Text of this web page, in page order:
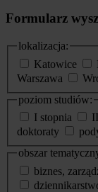
Formularz
lokalizacja:
Katowice
Warszawa
poziom studiów:
I stopnia
doktoraty
obszar
biznes,